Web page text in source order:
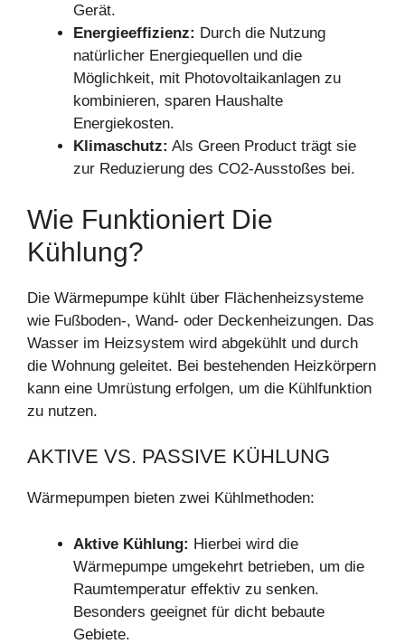
Gerät.
Energieeffizienz: Durch die Nutzung
natürlicher Energiequellen und die
Möglichkeit, mit Photovoltaikanlagen zu
kombinieren, sparen Haushalte
Energiekosten.
Klimaschutz: Als Green Product trägt sie
zur Reduzierung des CO2-Ausstoßes bei.
Wie Funktioniert Die
Kühlung?
Die Wärmepumpe kühlt über Flächenheizsysteme
wie Fußboden-, Wand- oder Deckenheizungen. Das
Wasser im Heizsystem wird abgekühlt und durch
die Wohnung geleitet. Bei bestehenden Heizkörpern
kann eine Umrüstung erfolgen, um die Kühlfunktion
zu nutzen.
AKTIVE VS. PASSIVE KÜHLUNG
Wärmepumpen bieten zwei Kühlmethoden:
Aktive Kühlung: Hierbei wird die
Wärmepumpe umgekehrt betrieben, um die
Raumtemperatur effektiv zu senken.
Besonders geeignet für dicht bebaute
Gebiete.